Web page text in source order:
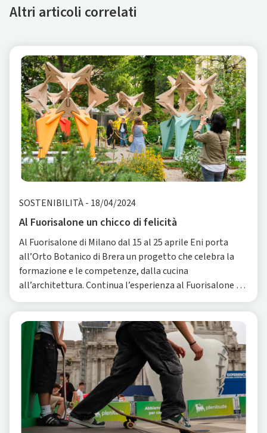
Altri articoli correlati
SOSTENIBILITÀ- 18/04/2024
Al Fuorisalone un chicco di felicità
Al Fuorisalone di Milano dal 15 al 25 aprile Eni porta
all’Orto Botanico di Brera un progetto che celebra la
formazione e le competenze, dalla cucina
all’architettura. Continua l’esperienza al Fuorisalone di
Milano, inaugurata da Plenitude nel 2018 quand